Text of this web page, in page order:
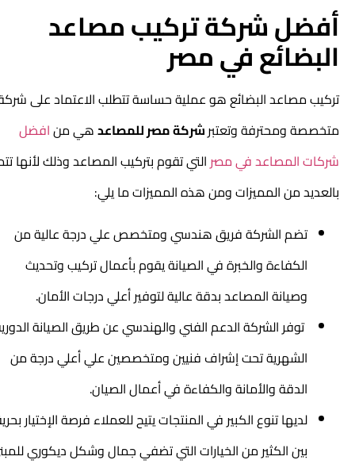
أفضل شركة تركيب مصاعد
البضائع في مصر
تركيب مصاعد البضائع هو عملية حساسة تتطلب الاعتماد على شركة
متخصصة ومحترفة وتعتبرشركة مصر للمصاعدهي منافضل
شركات المصاعد في مصرالتي تقوم بتركيب المصاعد وذلك لأنها تتميز
بالعديد من المميزات ومن هذه المميزات ما يلي:
تضم الشركة فريق هندسي ومتخصص علي درجة عالية من
الكفاءة والخبرة في الصيانة يقوم بأعمال تركيب وتحديث
وصيانة المصاعد بدقة عالية لتوفير أعلي درجات الأمان.
توفر الشركة الدعم الفني والهندسي عن طريق الصيانة الدورية
الشهرية تحت إشراف فنيين ومتخصصين علي أعلي درجة من
الدقة والأمانة والكفاءة في أعمال الصيان.
لديها تنوع الكبير في المنتجات يتيح للعملاء فرصة الإختيار بحرية
بين الكثير من الخيارات التي تضفي جمال وشكل ديكوري للمبني